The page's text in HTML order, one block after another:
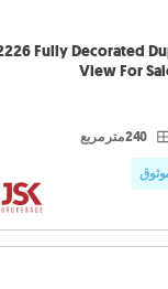
Fully Decorated
View For
240 متر مربع